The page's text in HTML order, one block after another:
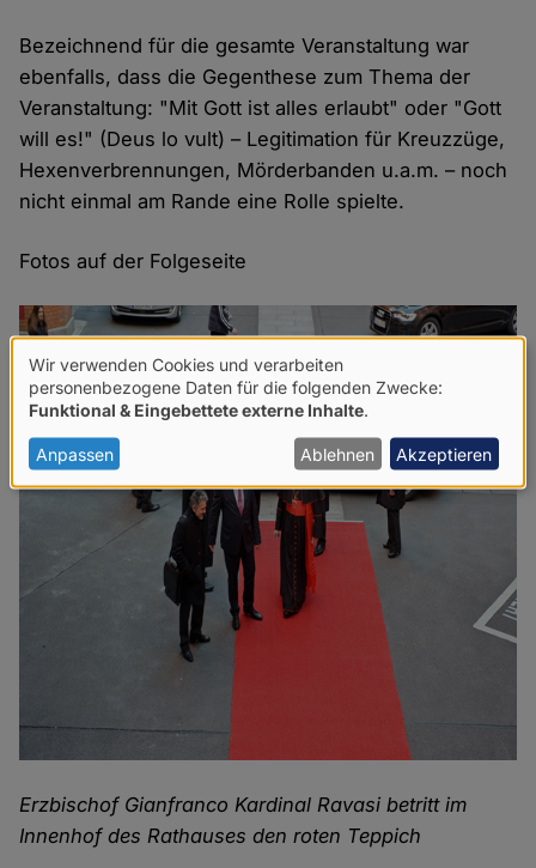
Bezeichnend für die gesamte Veranstaltung war
ebenfalls, dass die Gegenthese zum Thema der
Veranstaltung: "Mit Gott ist alles erlaubt" oder "Gott
will es!" (Deus lo vult) – Legitimation für Kreuzzüge,
Hexenverbrennungen, Mörderbanden u.a.m. – noch
nicht einmal am Rande eine Rolle spielte.
Fotos auf der Folgeseite
Erzbischof Gianfranco Kardinal Ravasi betritt im
Innenhof des Rathauses den roten Teppich
Verwendung
von
personenbezogenen
Daten
Cookies
Wir verwenden Cookies und verarbeiten
personenbezogene Daten für die folgenden Zwecke:
Funktional & Eingebettete externe Inhalte.
Anpassen Ablehnen Akzeptieren